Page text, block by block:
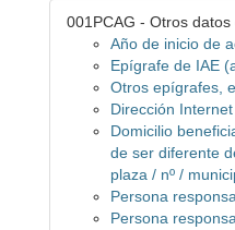
001PCAG - Otros
Año de inicio de
Epígrafe de IAE
Otros epígrafes,
Dirección Internet
Domicilio
de ser diferente
plaza / nº /
Persona
Persona